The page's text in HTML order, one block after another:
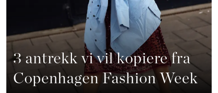
3 antrekk vi vil kopiere fra
Copenhagen Fashion Week